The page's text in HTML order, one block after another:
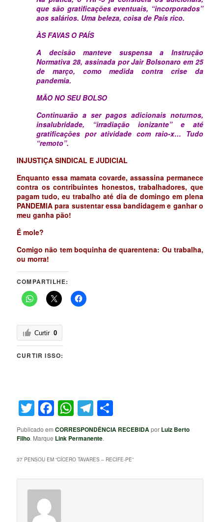
que são gratificações eventuais, “incorporados”
aos salários. Uma beleza, coisa de País rico.
ÀS FAVAS O PAÍS
A decisão manteve suspensa a Instrução
Normativa 28, assinada por Jair Bolsonaro em 25
de março, como medida contra crise da
pandemia.
MÃO NO SEU BOLSO
Continuarão a ser pagos adicionais noturnos,
insalubridade, “irradiação ionizante” e até
gratificações por atividade com raio-x… Tudo
“remoto”.
INJUSTIÇA SINDICAL E JUDICIAL
Enquanto essa mamata covarde, assassina permanece
contra os contribuintes honestos, trabalhadores, que
pagam tudo, eu trabalho até dia de domingo em plena
PANDEMIA para sustentar essa bandidagem e ganhar o
meu ganha pão!
É mole?
Comigo não tem boquinha de quarentena: Ou trabalha,
ou morra!
COMPARTILHE:
Curtir 0
CURTIR ISSO:
Twitter
Facebook
WhatsApp
Telegram
Publicado emCORRESPONDÊNCIA RECEBIDApor Luiz Berto
Filho. Marque Link Permanente.
37 PENSOU EM “CÍCERO TAVARES – RECIFE-PE”